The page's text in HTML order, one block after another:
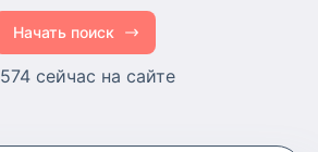
Начать поиск
574 сейчас на сайте